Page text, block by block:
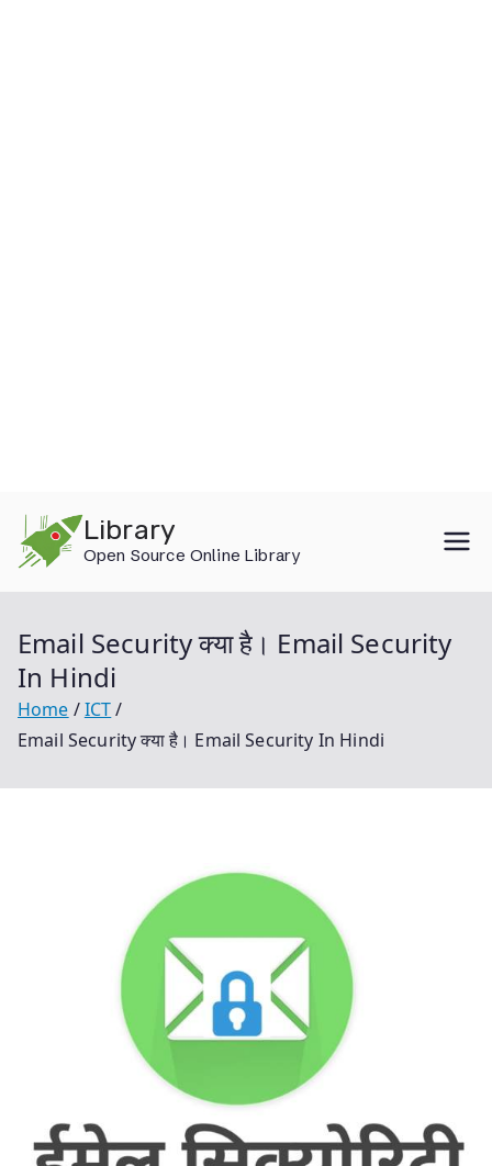
content
Library
Open Source Online Library
Email Security क्या है। Email Security
In Hindi
Home
ICT
Email Security क्या है। Email Security In Hindi